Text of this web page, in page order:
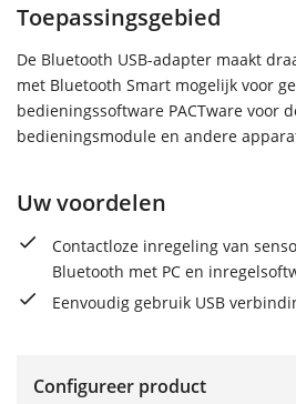
Toepassingsgebied
De Bluetooth USB-adapter maakt
met Bluetooth Smart mogelijk voor
bedieningssoftware PACTware voor
bedieningsmodule en andere
Uw voordelen
Contactloze inregeling van
Bluetooth met PC en
Eenvoudig gebruik USB
Configureer product